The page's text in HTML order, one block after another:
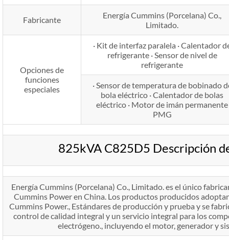
Fabricante
Energía Cummins (Porcelana) Co.,
Limitado.
Opciones de
funciones
especiales
· Kit de interfaz paralela · Calentador
refrigerante · Sensor de nivel de
refrigerante
· Sensor de temperatura de bobinado
bola eléctrico · Calentador de bolas
eléctrico · Motor de imán permanente
PMG
825kVA C825D5 Descripción
Energía Cummins (Porcelana) Co., Limitado. es el único
Cummins Power en China. Los productos producidos
Cummins Power., Estándares de producción y prueba y se
control de calidad integral y un servicio integral para los
electrógeno., incluyendo el motor, generador y